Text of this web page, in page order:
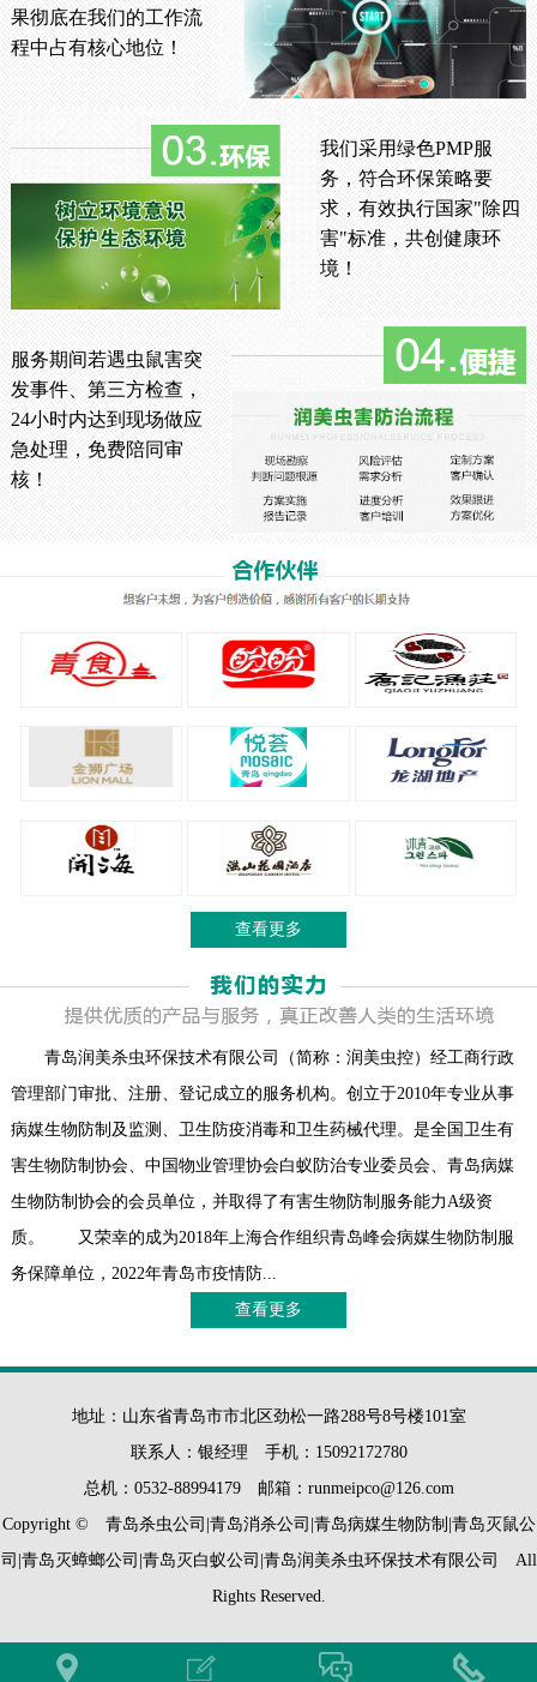
果彻底在我们的工作流
程中占有核心地位！
我们采用绿色PMP服
务，符合环保策略要
求，有效执行国家"除四
害"标准，共创健康环
境！
服务期间若遇虫鼠害突
发事件、第三方检查，
24小时内达到现场做应
急处理，免费陪同审
核！
查看更多
青岛润美杀虫环保技术有限公司（简称：润美虫控）经工商行政
管理部门审批、注册、登记成立的服务机构。创立于2010年专业从事
病媒生物防制及监测、卫生防疫消毒和卫生药械代理。是全国卫生有
害生物防制协会、中国物业管理协会白蚁防治专业委员会、青岛病媒
生物防制协会的会员单位，并取得了有害生物防制服务能力A级资
质。 又荣幸的成为2018年上海合作组织青岛峰会病媒生物防制服
务保障单位，2022年青岛市疫情防...
查看更多
地址：山东省青岛市市北区劲松一路288号8号楼101室
联系人：银经理 手机：15092172780
总机：0532-88994179 邮箱：runmeipco@126.com
Copyright © 青岛杀虫公司|青岛消杀公司|青岛病媒生物防制|青岛灭鼠公
司|青岛灭蟑螂公司|青岛灭白蚁公司|青岛润美杀虫环保技术有限公司 All
Rights Reserved.